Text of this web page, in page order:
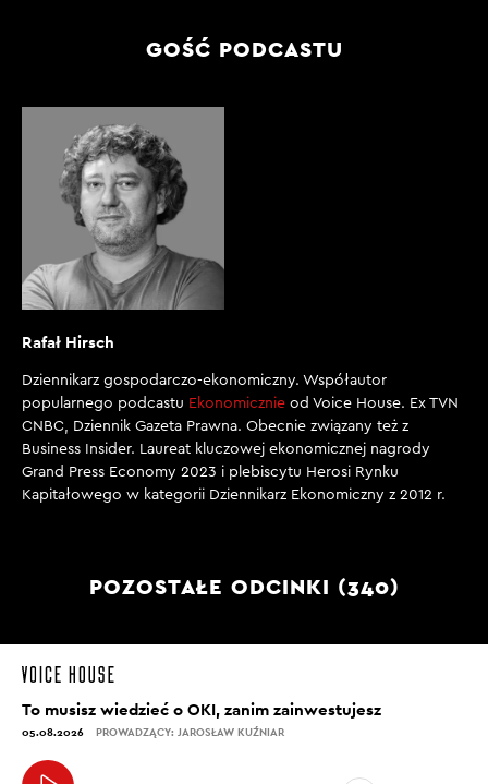
GOŚĆ PODCASTU
Rafał Hirsch
Dziennikarz gospodarczo-ekonomiczny. Współautor
popularnego podcastu Ekonomicznie od Voice House. Ex TVN
CNBC, Dziennik Gazeta Prawna. Obecnie związany też z
Business Insider. Laureat kluczowej ekonomicznej nagrody
Grand Press Economy 2023 i plebiscytu Herosi Rynku
Kapitałowego w kategorii Dziennikarz Ekonomiczny z 2012 r.
POZOSTAŁE ODCINKI (340)
To musisz wiedzieć o OKI, zanim zainwestujesz
05.08.2026 PROWADZĄCY: JAROSŁAW KUŹNIAR